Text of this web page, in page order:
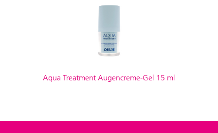
Aqua Treatment Augencreme-Gel 15 ml